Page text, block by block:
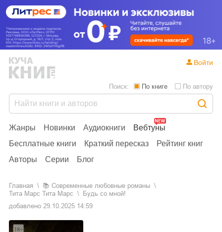
Жанры Новинки Аудиокниги
Вебтуны
Бесплатные книги
Краткий пересказ
Рейтинг книг
Авторы
Серии Блог
Поиск: По книге По автору
Войти
Главная 📚
современные любовные романы
Тита Марс Тита Марс
Будь со мной!
добавлено 29.10.2025 14:59